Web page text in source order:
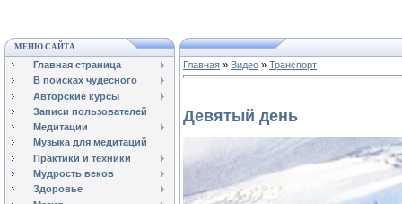
МЕНЮ САЙТА
Главная страница
В поисках чудесного
Авторские курсы
Записи пользователей
Медитации
Музыка для медитаций
Практики и техники
Мудрость веков
Здоровье
Главная » Видео » Транспорт
Девятый день